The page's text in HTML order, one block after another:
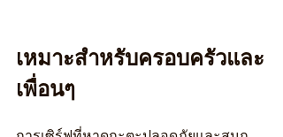
เหมาะสำหรับครอบครัวและ
เพื่อนๆ